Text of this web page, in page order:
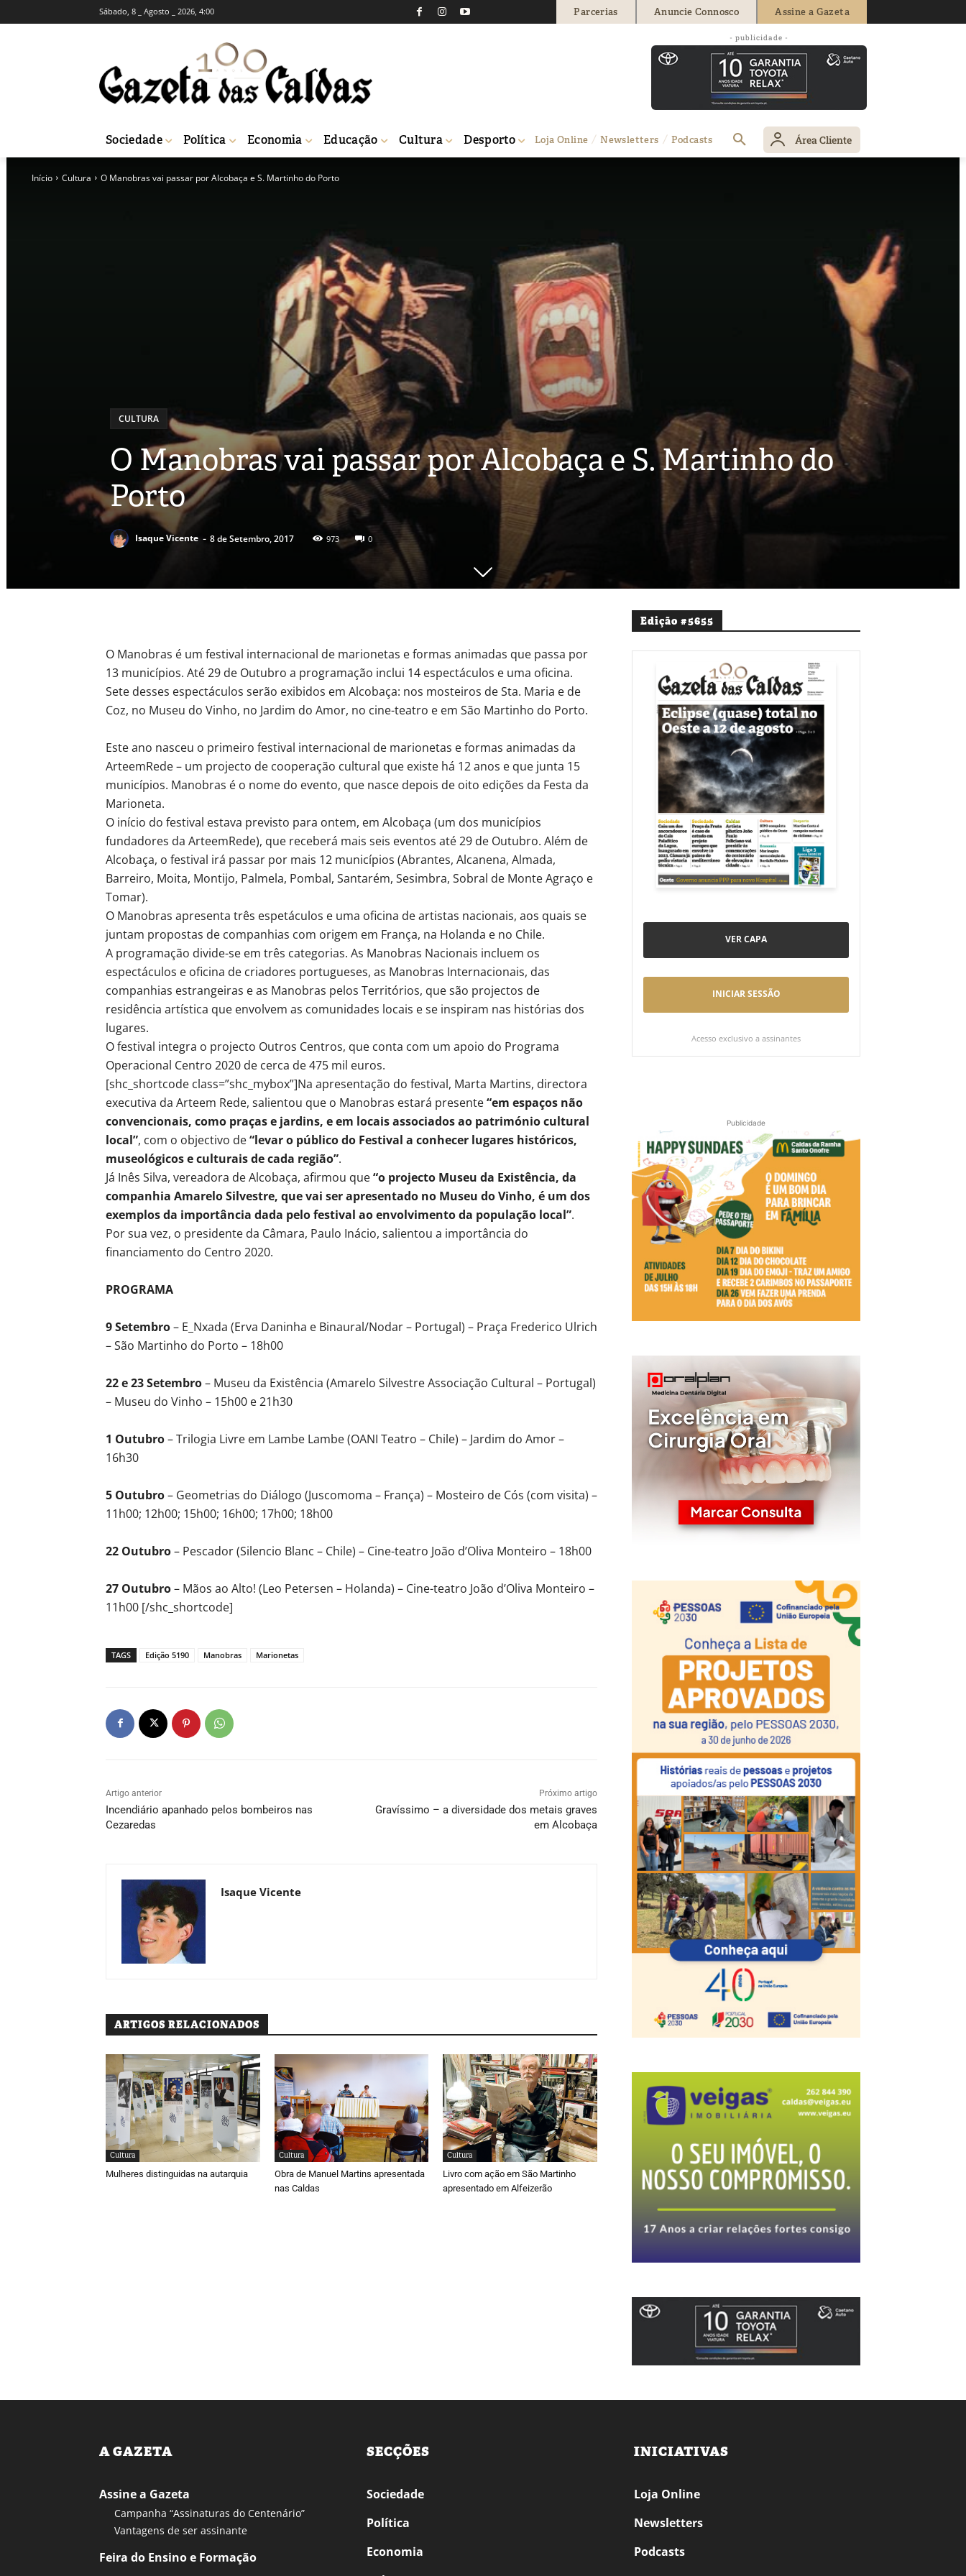
Sábado, 8 _ Agosto _ 2026, 4:00 Parcerias Anuncie Connosco Assine a Gazeta
- publicidade -
Sociedade Política Economia Educação Cultura Desporto Loja Online Newsletters Podcasts Área Cliente
Início Cultura O Manobras vai passar por Alcobaça e S. Martinho do Porto
CULTURA
O Manobras vai passar por Alcobaça e S. Martinho do
Porto
Isaque Vicente - 8 de Setembro, 2017 973 0
O Manobras é um festival internacional de marionetas e formas animadas que passa por
13 municípios. Até 29 de Outubro a programação inclui 14 espectáculos e uma oficina.
Sete desses espectáculos serão exibidos em Alcobaça: nos mosteiros de Sta. Maria e de
Coz, no Museu do Vinho, no Jardim do Amor, no cine-teatro e em São Martinho do Porto.
Este ano nasceu o primeiro festival internacional de marionetas e formas animadas da
ArteemRede – um projecto de cooperação cultural que existe há 12 anos e que junta 15
municípios. Manobras é o nome do evento, que nasce depois de oito edições da Festa da
Marioneta.
O início do festival estava previsto para ontem, em Alcobaça (um dos municípios
fundadores da ArteemRede), que receberá mais seis eventos até 29 de Outubro. Além de
Alcobaça, o festival irá passar por mais 12 municípios (Abrantes, Alcanena, Almada,
Barreiro, Moita, Montijo, Palmela, Pombal, Santarém, Sesimbra, Sobral de Monte Agraço e
Tomar).
O Manobras apresenta três espetáculos e uma oficina de artistas nacionais, aos quais se
juntam propostas de companhias com origem em França, na Holanda e no Chile.
A programação divide-se em três categorias. As Manobras Nacionais incluem os
espectáculos e oficina de criadores portugueses, as Manobras Internacionais, das
companhias estrangeiras e as Manobras pelos Territórios, que são projectos de
residência artística que envolvem as comunidades locais e se inspiram nas histórias dos
lugares.
O festival integra o projecto Outros Centros, que conta com um apoio do Programa
Operacional Centro 2020 de cerca de 475 mil euros.
[shc_shortcode class=”shc_mybox”]Na apresentação do festival, Marta Martins, directora
executiva da Arteem Rede, salientou que o Manobras estará presente“em espaços não
convencionais, como praças e jardins, e em locais associados ao património cultural
local”, com o objectivo de“levar o público do Festival a conhecer lugares históricos,
museológicos e culturais de cada região”.
Já Inês Silva, vereadora de Alcobaça, afirmou que“o projecto Museu da Existência, da
companhia Amarelo Silvestre, que vai ser apresentado no Museu do Vinho, é um dos
exemplos da importância dada pelo festival ao envolvimento da população local”.
Por sua vez, o presidente da Câmara, Paulo Inácio, salientou a importância do
financiamento do Centro 2020.
PROGRAMA
9 Setembro– E_Nxada (Erva Daninha e Binaural/Nodar – Portugal) – Praça Frederico Ulrich
– São Martinho do Porto – 18h00
22 e 23 Setembro– Museu da Existência (Amarelo Silvestre Associação Cultural – Portugal)
– Museu do Vinho – 15h00 e 21h30
1 Outubro– Trilogia Livre em Lambe Lambe (OANI Teatro – Chile) – Jardim do Amor –
16h30
5 Outubro– Geometrias do Diálogo (Juscomoma – França) – Mosteiro de Cós (com visita) –
11h00; 12h00; 15h00; 16h00; 17h00; 18h00
22 Outubro– Pescador (Silencio Blanc – Chile) – Cine-teatro João d’Oliva Monteiro – 18h00
27 Outubro– Mãos ao Alto! (Leo Petersen – Holanda) – Cine-teatro João d’Oliva Monteiro –
11h00 [/shc_shortcode]
TAGS Edição 5190 Manobras Marionetas
Artigo anterior
Incendiário apanhado pelos bombeiros nas
Cezaredas
Próximo artigo
Gravíssimo – a diversidade dos metais graves
em Alcobaça
Isaque Vicente
ARTIGOS RELACIONADOS
Cultura
Mulheres distinguidas na autarquia
Cultura
Obra de Manuel Martins apresentada
nas Caldas
Cultura
Livro com ação em São Martinho
apresentado em Alfeizerão
Edição #5655
VER CAPA
INICIAR SESSÃO
Acesso exclusivo a assinantes
Publicidade
A GAZETA
Assine a Gazeta
Campanha “Assinaturas do Centenário”
Vantagens de ser assinante
Feira do Ensino e Formação
SECÇÕES
Sociedade
Política
Economia
INICIATIVAS
Loja Online
Newsletters
Podcasts